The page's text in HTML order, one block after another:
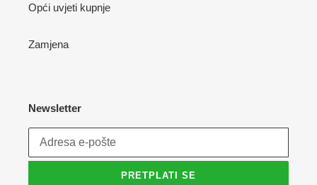
Opći uvjeti kupnje
Zamjena
Newsletter
PRETPLATI SE